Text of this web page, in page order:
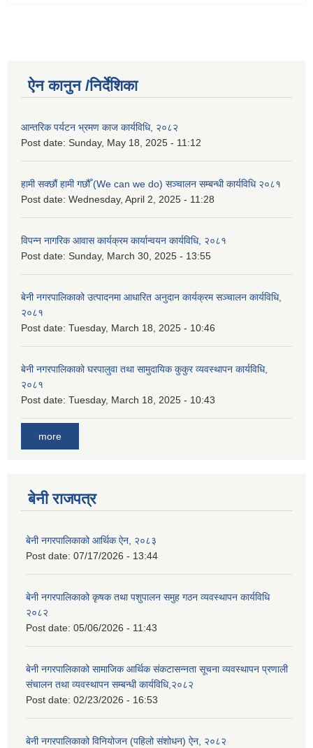
ऐन कानुन /निर्देशिका
आन्तरिक पर्यटन भ्रमण काज कार्यविधि, २०८२
Post date: Sunday, May 18, 2025 - 11:12
हामी सक्छौं हामी गछौँ (We can we do) सञ्चालन सम्बन्धी कार्यविधि २०८१
Post date: Wednesday, April 2, 2025 - 11:28
विपन्न नागरिक आवास कार्यक्रम कार्यान्वयन कार्यविधि, २०८१
Post date: Sunday, March 30, 2025 - 13:55
बेनी नगरपालिकाको उत्पादनमा आधारित अनुदान कार्यक्रम सञ्‍चालन कार्यविधि,
२०८१
Post date: Tuesday, March 18, 2025 - 10:46
बेनी नगरपालिकाको घरपालुवा तथा सामुदायिक कुकुर व्यवस्थापन कार्यविधि,
२०८१
Post date: Tuesday, March 18, 2025 - 10:43
more
बेनी राजपत्र
बेनी नगरपालिकाको आर्थिक ऐन, २०८३
Post date: 07/17/2026 - 13:44
बेनी नगरपालिकाको कृषक तथा पशुपालन समुह गठन व्यवस्थापन कार्यविधि
२०८२
Post date: 05/06/2026 - 11:43
बेनी नगरपालिकाको सामाजिक आर्थिक संकटासन्नता सूचना व्यवस्थापन प्रणाली
संचालन तथा व्यवस्थापन सम्बन्धी कार्यविधि,२०८२
Post date: 02/23/2026 - 16:53
बेनी नगरपालिकाको विनियोजन (पहिलो संशोधन) ऐन, २०८२